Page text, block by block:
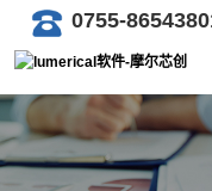
0755-